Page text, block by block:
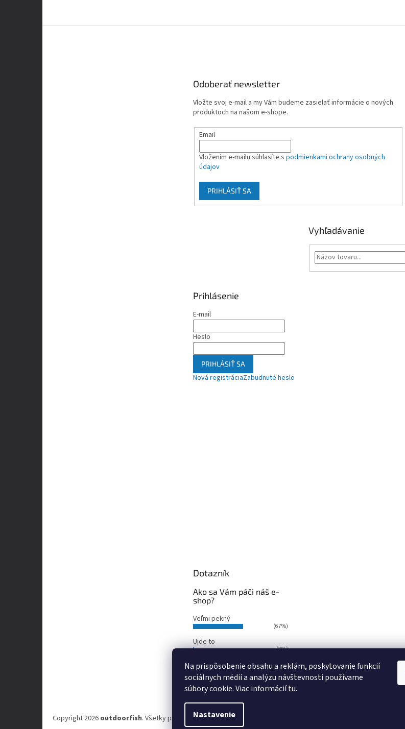
Na prispôsobenie obsahu a reklám, poskytovanie funkcií
sociálnych médií a analýzu návštevnosti používame
súbory cookie. Viac informáciítu.
Nastavenie
Odoberať newsletter
Vložte svoj e-mail a my Vám budeme zasielať informácie o nových
produktoch na našom e-shope.
Email
Vložením e-mailu súhlasíte s podmienkami ochrany osobných
údajov
PRIHLÁSIŤ SA
Vyhľadávanie
Prihlásenie
E-mail
Heslo
PRIHLÁSIŤ SA
Nová registráciaZabudnuté heslo
Dotazník
Ako sa Vám páči náš e-
shop?
Veľmi pekný
(67%)
Ujde to
(0%)
Nepáči sa mi
(33%)
Počet hlasov:15
Copyright 2026 outdoorfish. Všetky práva vyhradené.Upraviť nastavenie cookies